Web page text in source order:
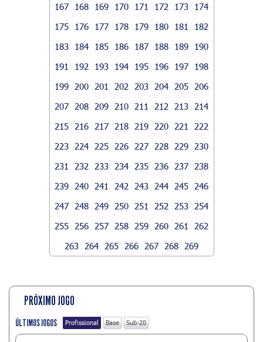
167
168 169 170 171 172 173
174
175
176 177 178 179 180 181
182
183
184 185 186 187 188 189
190
191
192 193 194 195 196 197
198
199
200 201 202 203 204 205
206
207
208 209 210 211 212 213
214
215
216 217 218 219 220 221
222
223
224 225 226 227 228 229
230
231
232 233 234 235 236 237
238
239
240 241 242 243 244 245
246
247
248 249 250 251 252 253
254
255
256 257 258 259 260 261
262
263
264 265 266 267 268 269
PRÓXIMO JOGO
ÚLTIMOS JOGOS Profissional Base Sub-20